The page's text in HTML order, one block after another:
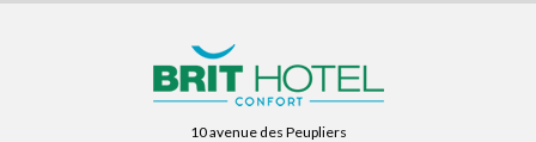
10 avenue des Peupliers